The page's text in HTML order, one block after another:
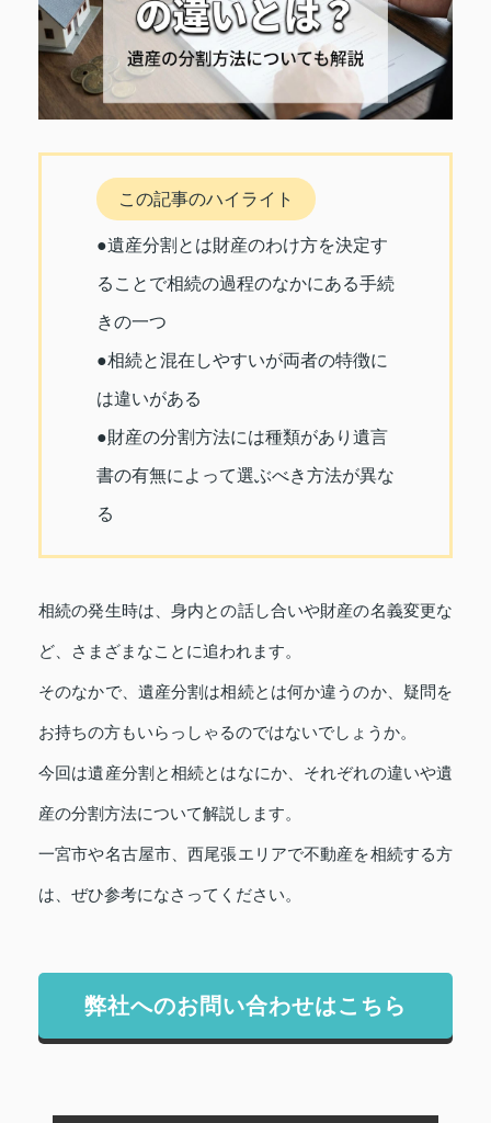
この記事のハイライト
●遺産分割とは財産のわけ方を決定す
ることで相続の過程のなかにある手続
きの一つ
●相続と混在しやすいが両者の特徴に
は違いがある
●財産の分割方法には種類があり遺言
書の有無によって選ぶべき方法が異な
る
相続の発生時は、身内との話し合いや財産の名義変更な
ど、さまざまなことに追われます。
そのなかで、遺産分割は相続とは何か違うのか、疑問を
お持ちの方もいらっしゃるのではないでしょうか。
今回は遺産分割と相続とはなにか、それぞれの違いや遺
産の分割方法について解説します。
一宮市や名古屋市、西尾張エリアで不動産を相続する方
は、ぜひ参考になさってください。
弊社へのお問い合わせはこちら